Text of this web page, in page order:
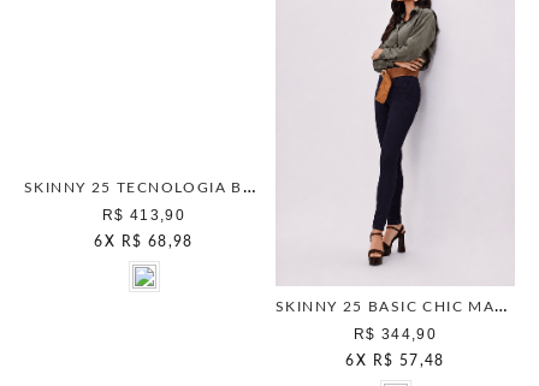
SKINNY 25 TECNOLOGIA BLUE STONE
R$ 413,90
6 X R$ 68,98
SKINNY 25 BASIC CHIC MARINHO
R$ 344,90
6 X R$ 57,48